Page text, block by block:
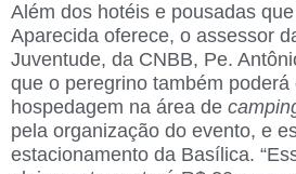
Além dos hotéis e pousadas
Aparecida oferece, o assessor
Juventude, da CNBB, Pe.
que o peregrino também poderá
hospedagem na área de
pela organização do evento, e
estacionamento da Basílica.